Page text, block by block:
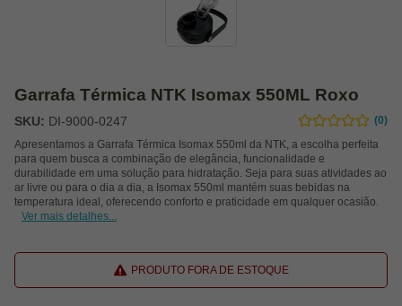
Garrafa Térmica NTK Isomax 550ML Roxo
SKU: DI-9000-0247
(0)
Apresentamos a Garrafa Térmica Isomax 550ml da NTK, a escolha perfeita
para quem busca a combinação de elegância, funcionalidade e
durabilidade em uma solução para hidratação. Seja para suas atividades ao
ar livre ou para o dia a dia, a Isomax 550ml mantém suas bebidas na
temperatura ideal, oferecendo conforto e praticidade em qualquer ocasião.
Ver mais detalhes...
PRODUTO FORA DE ESTOQUE